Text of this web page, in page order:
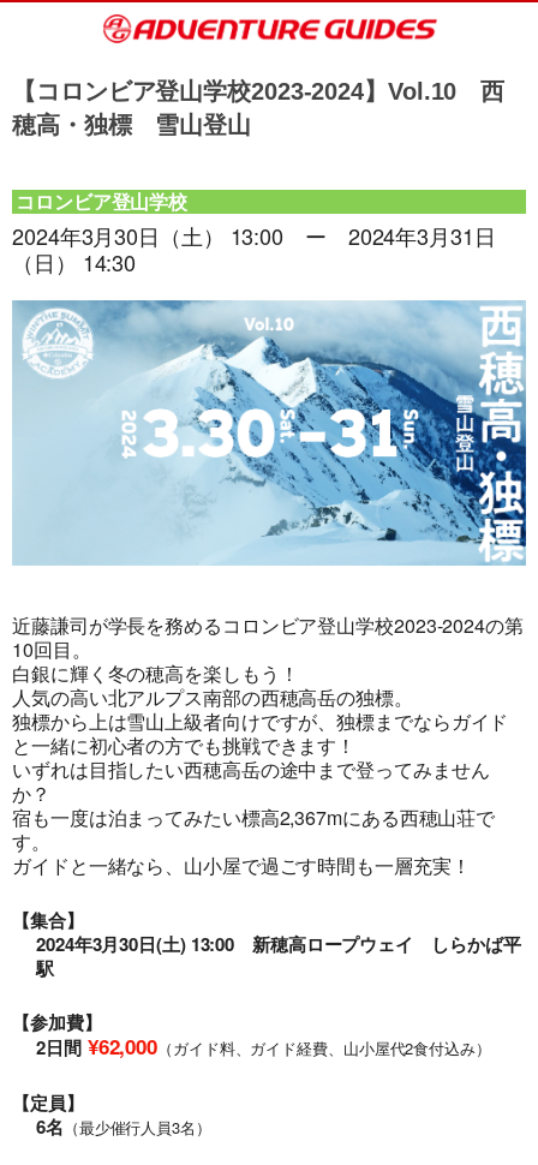
【コロンビア登山学校2023-2024】Vol.10 西
穂高・独標 雪山登山
コロンビア登山学校
2024年3月30日（土） 13:00 ー 2024年3月31日
（日） 14:30
近藤謙司が学長を務めるコロンビア登山学校2023-2024の第
10回目。
白銀に輝く冬の穂高を楽しもう！
人気の高い北アルプス南部の西穂高岳の独標。
独標から上は雪山上級者向けですが、独標までならガイド
と一緒に初心者の方でも挑戦できます！
いずれは目指したい西穂高岳の途中まで登ってみません
か？
宿も一度は泊まってみたい標高2,367mにある西穂山荘で
す。
ガイドと一緒なら、山小屋で過ごす時間も一層充実！
【集合】
2024年3月30日(土) 13:00 新穂高ロープウェイ しらかば平
駅
【参加費】
2日間 ¥62,000 （ガイド料、ガイド経費、山小屋代2食付込み）
【定員】
6名 （最少催行人員3名）